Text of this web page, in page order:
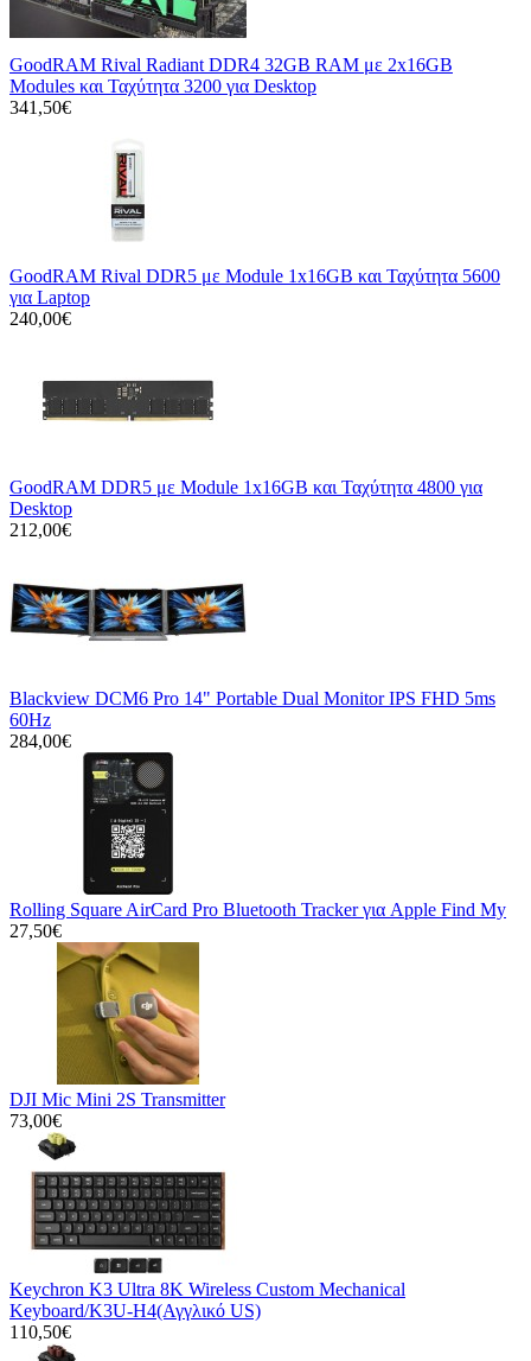
GoodRAM Rival Radiant DDR4 32GB RAM με 2x16GB
Modules και Ταχύτητα 3200 για Desktop
341,50€
GoodRAM Rival DDR5 με Module 1x16GB και Ταχύτητα 5600
για Laptop
240,00€
GoodRAM DDR5 με Module 1x16GB και Ταχύτητα 4800 για
Desktop
212,00€
Blackview DCM6 Pro 14" Portable Dual Monitor IPS FHD 5ms
60Hz
284,00€
Rolling Square AirCard Pro Bluetooth Tracker για Apple Find My
27,50€
DJI Mic Mini 2S Transmitter
73,00€
Keychron K3 Ultra 8K Wireless Custom Mechanical
Keyboard/K3U-H4(Αγγλικό US)
110,50€